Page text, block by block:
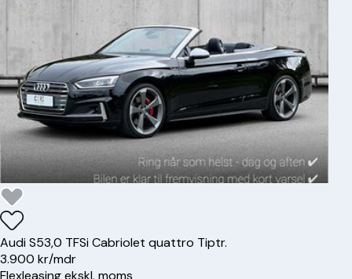
AudiS53,0 TFSi Cabriolet quattro Tiptr.
3.900 kr/mdr
Flexleasing ekskl. moms